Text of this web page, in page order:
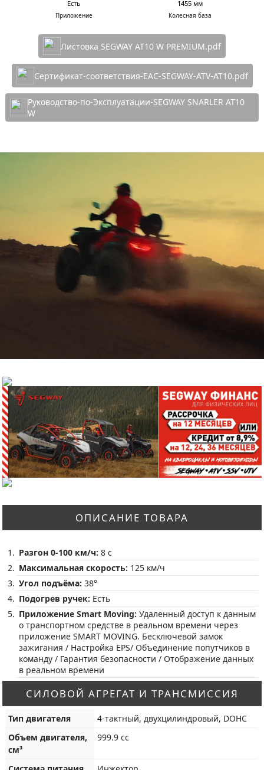
Есть
Приложение
1455 мм
Колесная база
Листовка SEGWAY AT10 W PREMIUM.pdf
Cертификат-соответствия-EAC-SEGWAY-ATV-AT10.pdf
Руководство-по-Эксплуатации-SEGWAY SNARLER AT10
W
ОПИСАНИЕ ТОВАРА
Разгон 0-100 км/ч:8 с
Максимальная скорость: 125 км/ч
Угол подъёма:38°
Подогрев ручек: Есть
Приложение Smart Moving:Удаленный доступ к данным
о транспортном средстве в реальном времени через
приложение SMART MOVING. Бесключевой замок
зажигания / Настройка EPS/ Объединение попутчиков в
команду / Гарантия безопасности / Отображение данных
в реальном времени
СИЛОВОЙ АГРЕГАТ И ТРАНСМИССИЯ
Тип двигателя
4-тактный, двухцилиндровый, DOHC
Объем двигателя,
см³
999.9 cc